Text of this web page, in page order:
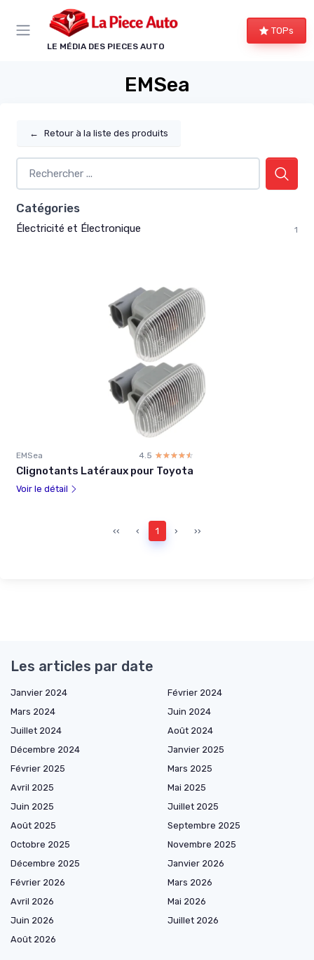
LE MÉDIA DES PIECES AUTO
TOPs
EMSea
← Retour à la liste des produits
Catégories
Électricité et Électronique 1
EMSea 4.5 ☆☆☆☆☆
★★★★★
Clignotants Latéraux pour Toyota
Voir le détail
‹‹ ‹ 1 › ››
Les articles par date
Janvier 2024
Février 2024
Mars 2024
Juin 2024
Juillet 2024
Août 2024
Décembre 2024
Janvier 2025
Février 2025
Mars 2025
Avril 2025
Mai 2025
Juin 2025
Juillet 2025
Août 2025
Septembre 2025
Octobre 2025
Novembre 2025
Décembre 2025
Janvier 2026
Février 2026
Mars 2026
Avril 2026
Mai 2026
Juin 2026
Juillet 2026
Août 2026
Panneau de gestion des cookies